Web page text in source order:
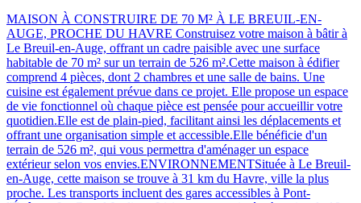
MAISON À CONSTRUIRE DE 70 M² À LE BREUIL-EN-
AUGE, PROCHE DU HAVRE Construisez votre maison à bâtir à
Le Breuil-en-Auge, offrant un cadre paisible avec une surface
habitable de 70 m² sur un terrain de 526 m².Cette maison à édifier
comprend 4 pièces, dont 2 chambres et une salle de bains. Une
cuisine est également prévue dans ce projet. Elle propose un espace
de vie fonctionnel où chaque pièce est pensée pour accueillir votre
quotidien.Elle est de plain-pied, facilitant ainsi les déplacements et
offrant une organisation simple et accessible.Elle bénéficie d'un
terrain de 526 m², qui vous permettra d'aménager un espace
extérieur selon vos envies.ENVIRONNEMENTSituée à Le Breuil-
en-Auge, cette maison se trouve à 31 km du Havre, ville la plus
proche. Les transports incluent des gares accessibles à Pont-